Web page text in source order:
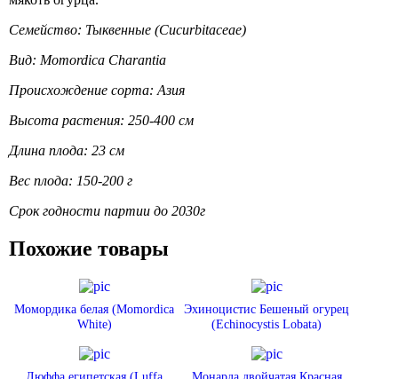
Семейство: Тыквенные (Cucurbitaceae)
Вид: Momordica Charantia
Происхождение сорта: Азия
Высота растения: 250-400 см
Длина плода: 23 см
Вес плода: 150-200 г
Срок годности партии до 2030г
Похожие товары
Момордика белая (Momordica
White)
Эхиноцистис Бешеный огурец
(Echinocystis Lobata)
Люффа египетская (Luffa
Монарда двойчатая Красная